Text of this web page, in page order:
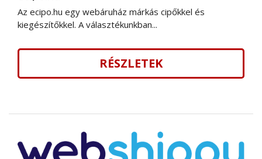
Az ecipo.hu egy webáruház márkás cipőkkel és
kiegészítőkkel. A választékunkban...
RÉSZLETEK